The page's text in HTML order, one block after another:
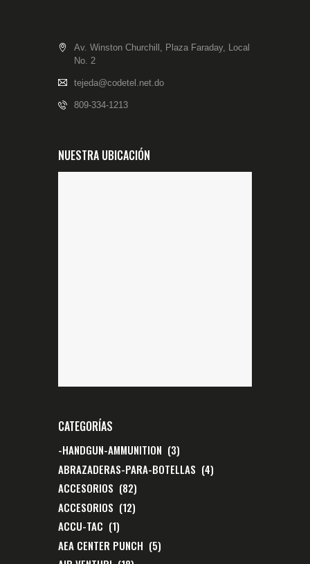
Av. Winston Churchill, Plaza Faraday, Local
No. 2
tejeda@codetel.net.do
809-334-1213
NUESTRA UBICACIÓN
CATEGORÍAS
-HANDGUN-AMMUNITION (3)
ABRAZADERAS-PARA-BOTELLAS (4)
ACCESORIOS (82)
ACCESORIOS (12)
ACCU-TAC (1)
AEA CENTER PUNCH (5)